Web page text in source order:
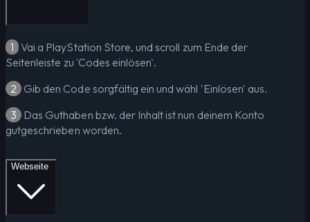
1 Vai a PlayStation Store, und scroll zum Ende der
Seitenleiste zu 'Codes einlösen'.
2 Gib den Code sorgfältig ein und wähl 'Einlösen' aus.
3 Das Guthaben bzw. der Inhalt ist nun deinem Konto
gutgeschrieben worden.
Webseite